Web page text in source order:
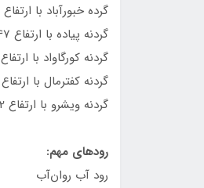
گرده خبورآباد با ارتفاع 3252 متر
گردنه پياده با ارتفاع 3847 متر
گردنه كورگاواد با ارتفاع 4833 متر
گردنه كفترمال با ارتفاع 2887 متر
گردنه ويشرو با ارتفاع 3212 متر
رودهای مهم:
رود آب روان‌آب